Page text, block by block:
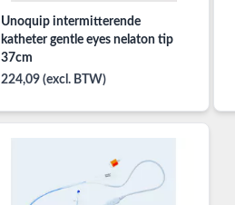
Unoquip intermitterende
katheter gentle eyes nelaton tip
37cm
224,09 (excl. BTW)